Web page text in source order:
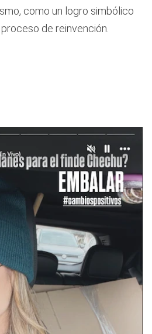
como un logro simbólico
de reinvención.